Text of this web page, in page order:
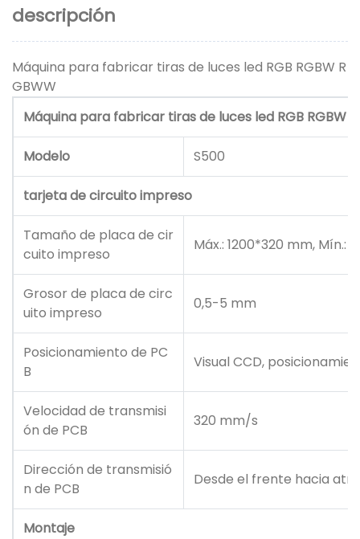
descripción
Máquina para fabricar tiras de luces led RGB RGBW R
GBWW
Máquina para fabricar tiras de luces led RGB RGBW
Modelo S500
tarjeta de circuito impreso
Tamaño de placa de cir
cuito impreso
Máx.: 1200*320 mm, Mín.:
Grosor de placa de circ
uito impreso
0,5-5 mm
Posicionamiento de PC
B
Visual CCD,
Velocidad de transmisi
ón de PCB
320 mm/s
Dirección de transmisió
n de PCB
Desde el frente hacia
Montaje